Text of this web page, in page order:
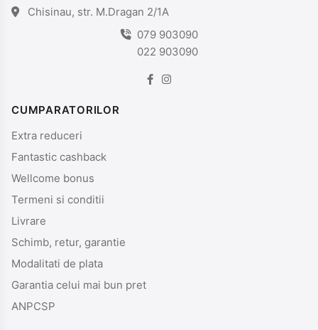
Chisinau, str. M.Dragan 2/1A
079 903090
022 903090
CUMPARATORILOR
Extra reduceri
Fantastic cashback
Wellcome bonus
Termeni si conditii
Livrare
Schimb, retur, garantie
Modalitati de plata
Garantia celui mai bun pret
ANPCSP